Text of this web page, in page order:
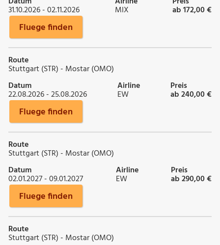
31.10.2026 - 02.11.2026 MIX ab 172,00 €
Fluege finden
Route
Stuttgart (STR) - Mostar (OMO)
Datum
22.08.2026 - 25.08.2026
Airline
EW
Preis
ab 240,00 €
Fluege finden
Route
Stuttgart (STR) - Mostar (OMO)
Datum
02.01.2027 - 09.01.2027
Airline
EW
Preis
ab 290,00 €
Fluege finden
Route
Stuttgart (STR) - Mostar (OMO)